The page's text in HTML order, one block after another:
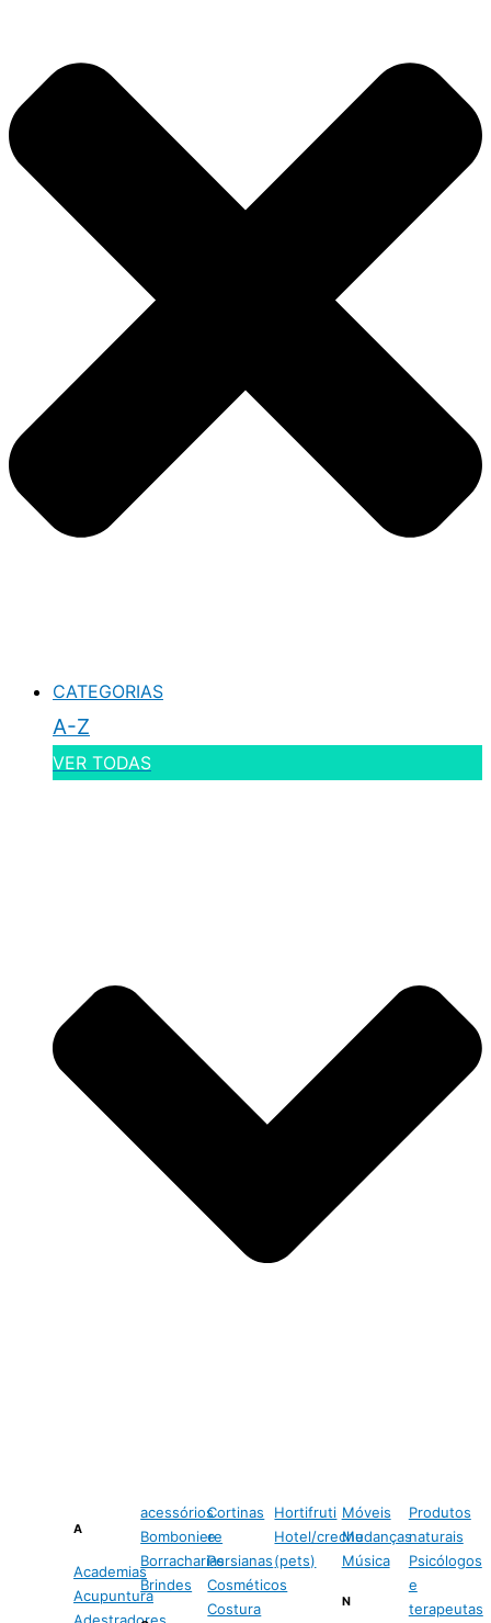
CATEGORIAS
A-Z
VER TODAS
A
Academias
Acupuntura
acessórios
Bomboniere
Borracharias
Brindes
Cortinas
e
Persianas
Cosméticos
Costura
Hortifruti
Hotel/creche
(pets)
Móveis
Mudanças
Música
N
Produtos
naturais
Psicólogos
e
terapeutas